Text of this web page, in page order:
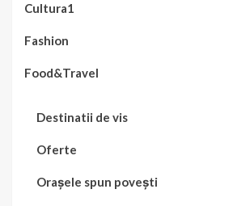
Cultura1
Fashion
Food&Travel
Destinatii de vis
Oferte
Orașele spun povești